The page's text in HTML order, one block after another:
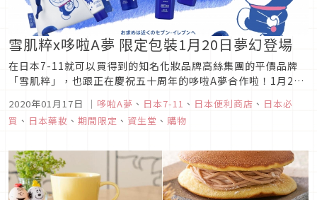
雪肌粹x哆啦A夢 限定包裝1月20日夢幻登場
在日本7-11就可以買得到的知名化妝品牌高絲集團的平價品牌
「雪肌粹」，也跟正在慶祝五十周年的哆啦A夢合作啦！1月20
粹的熱賣商品洗面乳、化妝水、乳液等，還有附上超可愛哆啦A
夢圖案束口袋的小包裝旅行組，還不快全部買起來！圖片來源雪
2020年01月17日 ｜ 哆啦A夢 、 日本7-11 、 日本便利商店 、 日本必
買 、 日本藥妝 、 期間限定 、 資生堂 、 購物